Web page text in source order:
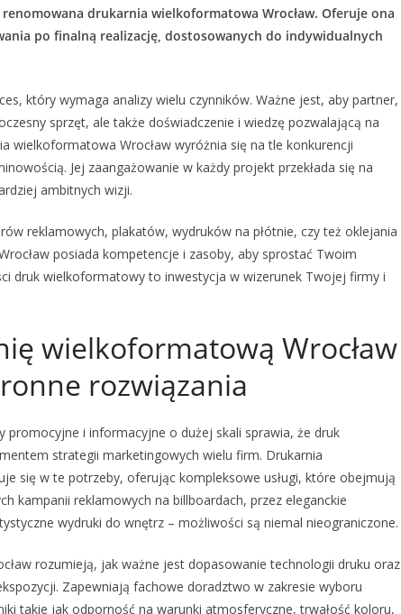
drukarnia wielkoformatowa Wrocław. Oferuje ona
po finalną realizację, dostosowanych do indywidualnych
który wymaga analizy wielu czynników. Ważne jest, aby partner,
sprzęt, ale także doświadczenie i wiedzę pozwalającą na
wielkoformatowa Wrocław wyróżnia się na tle konkurencji
Jej zaangażowanie w każdy projekt przekłada się na
ambitnych wizji.
reklamowych, plakatów, wydruków na płótnie, czy też oklejania
posiada kompetencje i zasoby, aby sprostać Twoim
druk wielkoformatowy to inwestycja w wizerunek Twojej firmy i
wielkoformatową Wrocław
rozwiązania
promocyjne i informacyjne o dużej skali sprawia, że druk
strategii marketingowych wielu firm. Drukarnia
się w te potrzeby, oferując kompleksowe usługi, które obejmują
kampanii reklamowych na billboardach, przez eleganckie
wydruki do wnętrz – możliwości są niemal nieograniczone.
rozumieją, jak ważne jest dopasowanie technologii druku oraz
Zapewniają fachowe doradztwo w zakresie wyboru
takie jak odporność na warunki atmosferyczne, trwałość koloru,